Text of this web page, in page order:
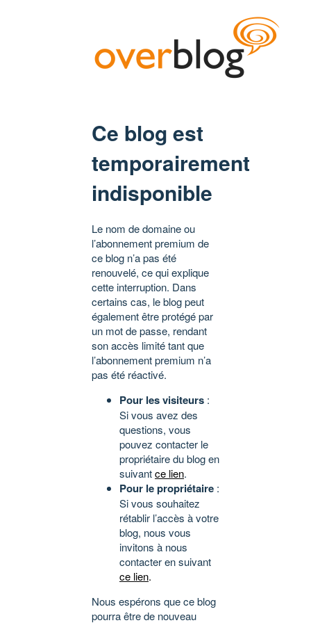
Ce blog est
temporairement
indisponible
Le nom de domaine ou
l’abonnement premium de
ce blog n’a pas été
renouvelé, ce qui explique
cette interruption. Dans
certains cas, le blog peut
également être protégé par
un mot de passe, rendant
son accès limité tant que
l’abonnement premium n’a
pas été réactivé.
Pour les visiteurs :
Si vous avez des
questions, vous
pouvez contacter le
propriétaire du blog en
suivantce lien.
Pour le propriétaire :
Si vous souhaitez
rétablir l’accès à votre
blog, nous vous
invitons à nous
contacter en suivant
ce lien.
Nous espérons que ce blog
pourra être de nouveau